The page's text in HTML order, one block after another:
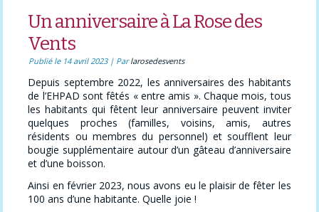
Un anniversaire à La Rose des
Vents
Publié le 14 avril 2023| Par larosedesvents
Depuis septembre 2022, les anniversaires des habitants
de l’EHPAD sont fêtés « entre amis ». Chaque mois, tous
les habitants qui fêtent leur anniversaire peuvent inviter
quelques proches (familles, voisins, amis, autres
résidents ou membres du personnel) et soufflent leur
bougie supplémentaire autour d’un gâteau d’anniversaire
et d’une boisson.
Ainsi en février 2023, nous avons eu le plaisir de fêter les
100 ans d’une habitante. Quelle joie !